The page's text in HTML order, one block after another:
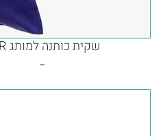
שקית כותנה למותג HADAR KNELER